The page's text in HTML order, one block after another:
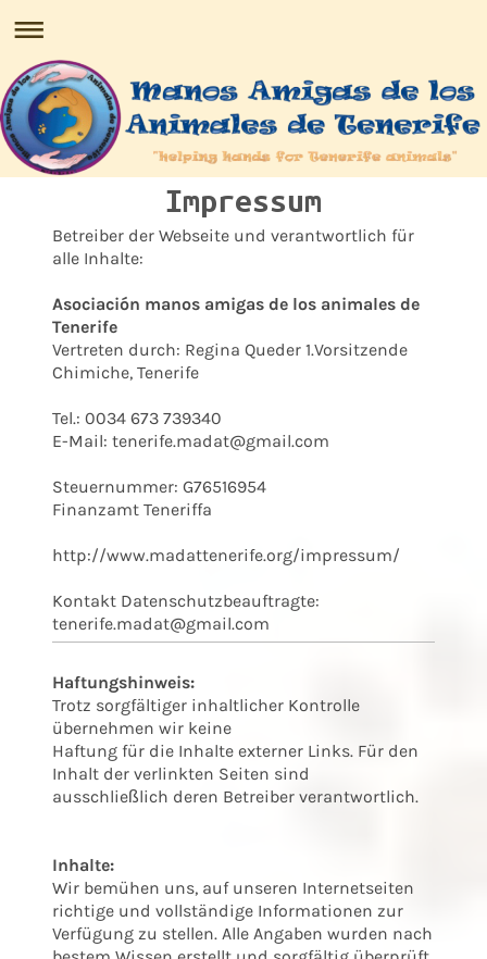
Impressum
Betreiber der Webseite und verantwortlich für
alle Inhalte:
Asociación manos amigas de los animales de
Tenerife
Vertreten durch: Regina Queder 1.Vorsitzende
Chimiche, Tenerife
Tel.: 0034 673 739340
E-Mail: tenerife.madat@gmail.com
Steuernummer: G76516954
Finanzamt Teneriffa
http://www.madattenerife.org/impressum/
Kontakt Datenschutzbeauftragte:
tenerife.madat@gmail.com
Haftungshinweis:
Trotz sorgfältiger inhaltlicher Kontrolle
übernehmen wir keine
Haftung für die Inhalte externer Links. Für den
Inhalt der verlinkten Seiten sind
ausschließlich deren Betreiber verantwortlich.
Inhalte:
Wir bemühen uns, auf unseren Internetseiten
richtige und vollständige Informationen zur
Verfügung zu stellen. Alle Angaben wurden nach